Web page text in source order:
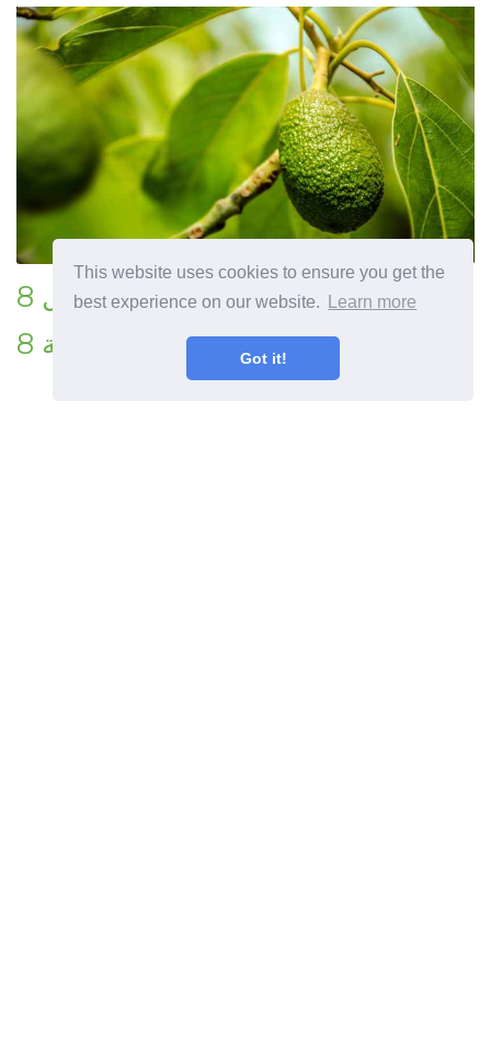
This website uses cookies to ensure you get the
best experience on our website.
Learn more
Got it!
8 الأفوكادو الأشجار المنطقة - هل
يمكن أن تنمو الأفوكادو في المنطقة 8